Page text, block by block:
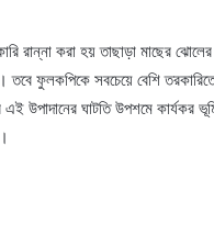
করা হয় তাছাড়া মাছের
তবে ফুলকপিকে সবচেয়ে বেশি
ঘাটতি উপশমে কার্যকর